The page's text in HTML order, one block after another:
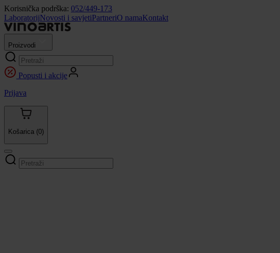
Korisnička podrška: 052/449-173
LaboratorijNovosti i savjetiPartneriO namaKontakt
Proizvodi
Popusti i akcije
Prijava
Košarica (0)